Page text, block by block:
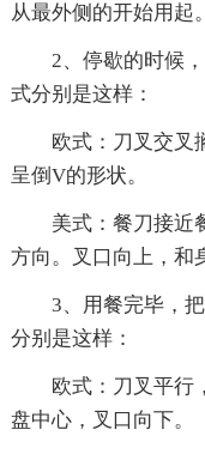
从最外侧的开始用起。
2、停歇的时候，
式分别是这样：
欧式：刀叉交叉搁
呈倒V的形状。
美式：餐刀接近餐
方向。叉口向上，和
3、用餐完毕，把
分别是这样：
欧式：刀叉平行，
盘中心，叉口向下。